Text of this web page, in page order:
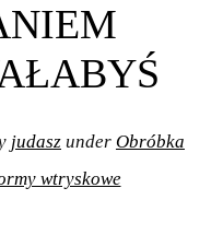
judasz under Obróbka
wtryskowe